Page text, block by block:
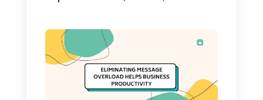
automáticas, cuestión de que el
cliente vaya navegando por sí
solo, sin necesidad de la